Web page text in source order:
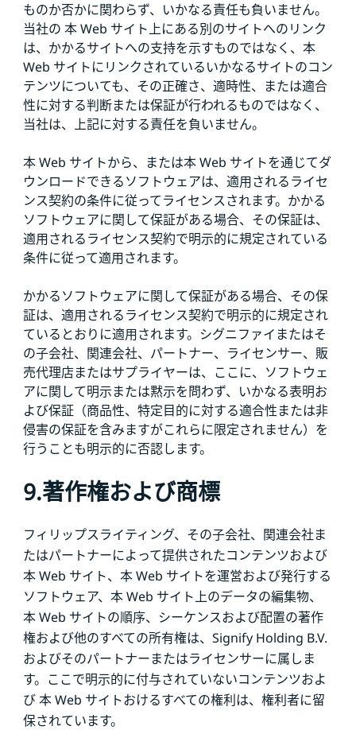
ものか否かに関わらず、いかなる責任も負いません。
当社の 本 Web サイト上にある別のサイトへのリンク
は、かかるサイトへの支持を示すものではなく、本
Web サイトにリンクされているいかなるサイトのコン
テンツについても、その正確さ、適時性、または適合
性に対する判断または保証が行われるものではなく、
当社は、上記に対する責任を負いません。
本 Web サイトから、または本 Web サイトを通じてダ
ウンロードできるソフトウェアは、適用されるライセ
ンス契約の条件に従ってライセンスされます。かかる
ソフトウェアに関して保証がある場合、その保証は、
適用されるライセンス契約で明示的に規定されている
条件に従って適用されます。
かかるソフトウェアに関して保証がある場合、その保
証は、適用されるライセンス契約で明示的に規定され
ているとおりに適用されます。シグニファイまたはそ
の子会社、関連会社、パートナー、ライセンサー、販
売代理店またはサプライヤーは、ここに、ソフトウェ
アに関して明示または黙示を問わず、いかなる表明お
よび保証（商品性、特定目的に対する適合性または非
侵害の保証を含みますがこれらに限定されません）を
行うことも明示的に否認します。
9.著作権および商標
フィリップスライティング、その子会社、関連会社ま
たはパートナーによって提供されたコンテンツおよび
本 Web サイト、本 Web サイトを運営および発行する
ソフトウェア、本 Web サイト上のデータの編集物、
本 Web サイトの順序、シーケンスおよび配置の著作
権および他のすべての所有権は、Signify Holding B.V.
およびそのパートナーまたはライセンサーに属しま
す。ここで明示的に付与されていないコンテンツおよ
び 本 Web サイトおけるすべての権利は、権利者に留
保されています。